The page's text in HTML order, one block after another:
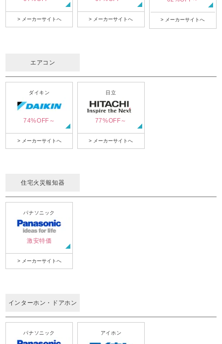
> メーカーサイトへ > メーカーサイトへ > メーカーサイトへ
エアコン
ダイキン
74%OFF～
> メーカーサイトへ
日立
77%OFF～
> メーカーサイトへ
住宅火災報知器
パナソニック
激安特価
> メーカーサイトへ
インターホン・ドアホン
パナソニック アイホン